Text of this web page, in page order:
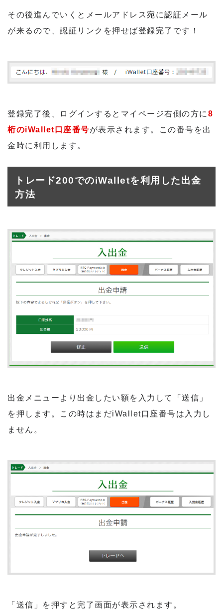
その後進んでいくとメールアドレス宛に認証メール
が来るので、認証リンクを押せば登録完了です！
登録完了後、ログインするとマイページ右側の方に 8
桁のiWallet口座番号が表示されます。この番号を出
金時に利用します。
トレード200でのiWalletを利用した出金
方法
出金メニューより出金したい額を入力して「送信」
を押します。この時はまだiWallet口座番号は入力し
ません。
「送信」を押すと完了画面が表示されます。